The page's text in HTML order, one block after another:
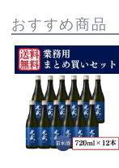
おすすめ商品